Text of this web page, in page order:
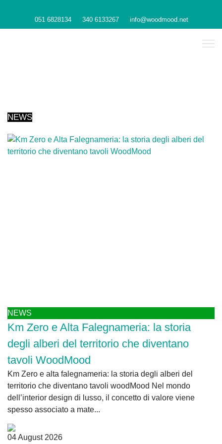
051 6828134 340 6133267 info@woodmood.net
NEWS
NEWS
Km Zero e Alta Falegnameria: la storia
degli alberi del territorio che diventano
tavoli WoodMood
Km Zero e alta falegnameria: la storia degli alberi del
territorio che diventano tavoli woodMood Nel mondo
dell’interior design di lusso, il concetto di valore viene
spesso associato a mate...
04 August 2026